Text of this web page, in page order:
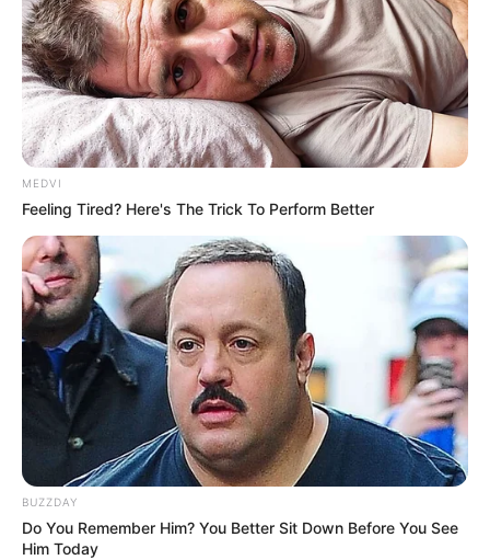
MEDVI
Feeling Tired? Here's The Trick To Perform Better
BUZZDAY
Do You Remember Him? You Better Sit Down Before You See
Him Today